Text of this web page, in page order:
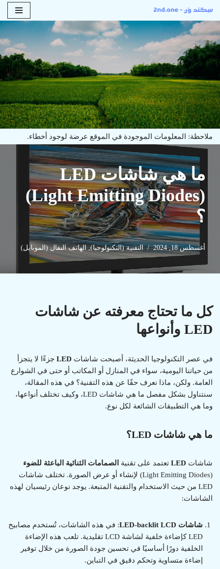
تخطى
إلى
المحتوى
ملاحظة: المعلومات الموجودة في الموقع عرضة لوجود أخطاء.
ما هي شاشات LED
(Light Emitting Diodes)
؟
أغسطس 18, 2024 التقنية (التكنولوجيا),الهاتف النقال (الموبايل)
كل ما تحتاج معرفته عن شاشات
LED وأنواعها
في عصر التكنولوجيا الحديثة، أصبحت شاشات LED جزءًا لا يتجزأ
من حياتنا اليومية، سواء في المنازل أو المكاتب أو حتى في الشوارع
العامة. ولكن، ماذا نعرف حقًا عن هذه التقنية؟ في هذه المقالة،
سنتناول بشكل مفصل ما هي شاشات LED، وكيف تختلف أنواعها،
وما هي التطبيقات الشائعة لكل نوع.
ما هي شاشات LED؟
شاشات LED تعتمد على تقنية
الصمامات الثنائية الباعثة للضوء
(Light Emitting Diodes) لإنشاء أو عرض الصورة. تختلف شاشات
LED من حيث الاستخدام والتقنية المتبعة. يوجد نوعان رئيسيان لهذه
الشاشات:
شاشات LED-backlit LCD
: في هذه الشاشات، تُستخدم مصابيح
LED كإضاءة خلفية لشاشة LCD تقليدية. تلعب هذه الإضاءة
الخلفية دورًا أساسيًا في تحسين جودة الصورة من خلال توفير
إضاءة متساوية وتحكم دقيق في التباين.